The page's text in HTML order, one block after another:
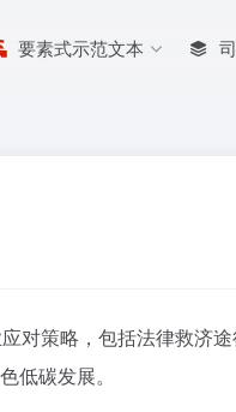
要素式示范文本
对策略，包括法律救济
低碳发展。